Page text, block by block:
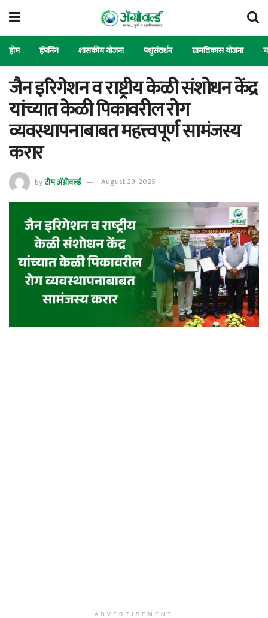
होम हॅपनिंग शासकीय योजना पशुसंवर्धन ग्रामविकास योजना
जैन इरिगेशन व राष्ट्रीय केळी संशोधन केंद्र
यांच्यात केळी पिकावरील रोग
व्यवस्थापनाबाबत महत्त्वपूर्ण सामंजस्य
करार
byटीम ॲग्रोवर्ल्ड August 29, 2025
ADVERTISEMENT